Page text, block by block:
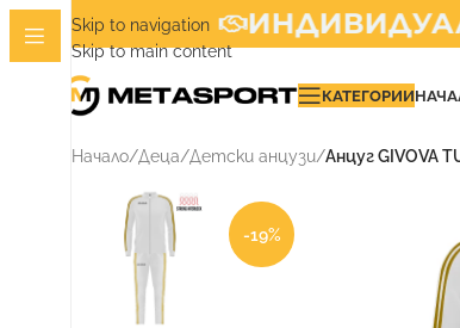
Skip to navigation
Skip to main content
КАТЕГОРИИ
Начало/Деца/Детски анцузи/Анцуг GIVOVA
-19%